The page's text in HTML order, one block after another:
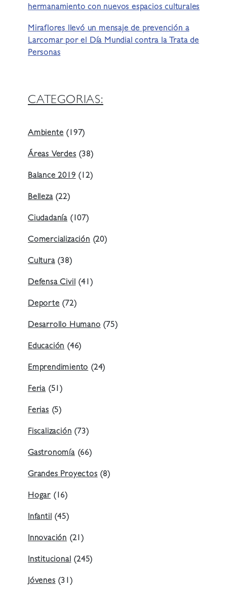
hermanamiento con nuevos espacios culturales
Miraflores llevó un mensaje de prevención a
Larcomar por el Día Mundial contra la Trata de
Personas
CATEGORIAS:
Ambiente (197)
Áreas Verdes (38)
Balance 2019 (12)
Belleza(22)
Ciudadanía (107)
Comercialización (20)
Cultura(38)
Defensa Civil (41)
Deporte (72)
Desarrollo Humano (75)
Educación (46)
Emprendimiento (24)
Feria (51)
Ferias (5)
Fiscalización (73)
Gastronomía(66)
Grandes Proyectos (8)
Hogar (16)
Infantil (45)
Innovación (21)
Institucional (245)
Jóvenes (31)